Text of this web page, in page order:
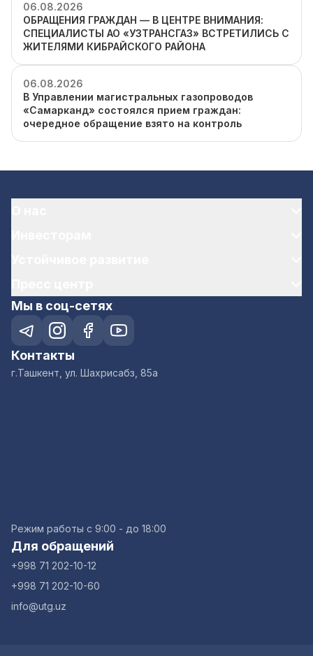
06.08.2026
ОБРАЩЕНИЯ ГРАЖДАН — В ЦЕНТРЕ ВНИМАНИЯ:
СПЕЦИАЛИСТЫ АО «УЗТРАНСГАЗ» ВСТРЕТИЛИСЬ С
ЖИТЕЛЯМИ КИБРАЙСКОГО РАЙОНА
06.08.2026
В Управлении магистральных газопроводов
«Самарканд» состоялся прием граждан:
очередное обращение взято на контроль
Мы в соц-сетях
Контакты
г.Ташкент, ул. Шахрисабз, 85а
Режим работы с 9:00 - до 18:00
Для обращений
+998 71 202-10-12
+998 71 202-10-60
info@utg.uz